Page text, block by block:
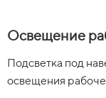
Освещение
Подсветка под
освещения